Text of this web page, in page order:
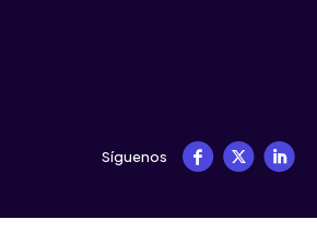
Síguenos